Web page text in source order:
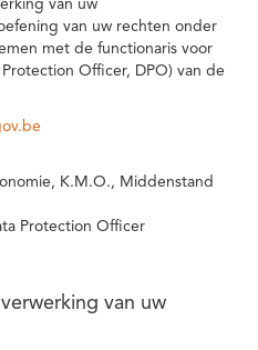
van uw
van uw rechten onder
met de functionaris voor
Officer, DPO) van de
K.M.O., Middenstand
Protection Officer
van uw